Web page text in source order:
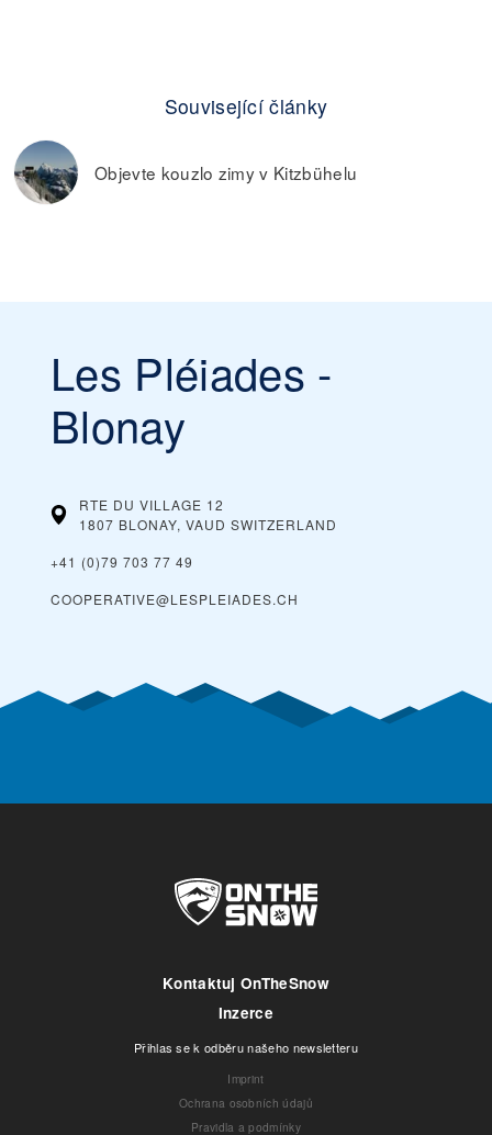
Související články
Objevte kouzlo zimy v Kitzbühelu
Les Pléiades -
Blonay
RTE DU VILLAGE 12
1807 BLONAY, VAUD SWITZERLAND
+41 (0)79 703 77 49
COOPERATIVE@LESPLEIADES.CH
Kontaktuj OnTheSnow
Inzerce
Přihlas se k odběru našeho newsletteru
Imprint
Ochrana osobních údajů
Pravidla a podmínky